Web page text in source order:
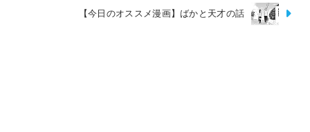
【今日のオススメ漫画】ばかと天才の話